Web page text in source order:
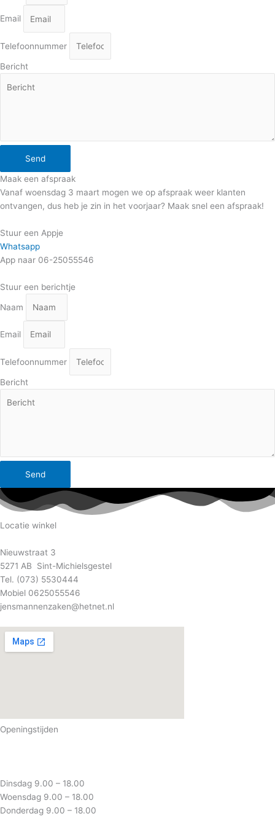
Email
Telefoonnummer
Bericht
Send
Maak een afspraak
Vanaf woensdag 3 maart mogen we op afspraak weer klanten
ontvangen, dus heb je zin in het voorjaar? Maak snel een afspraak!
Stuur een Appje
Whatsapp
App naar 06-25055546
Stuur een berichtje
Naam
Email
Telefoonnummer
Bericht
Send
Locatie winkel
Nieuwstraat 3
5271 AB Sint-Michielsgestel
Tel. (073) 5530444
Mobiel 0625055546
jensmannenzaken@hetnet.nl
Openingstijden
Dinsdag 9.00 – 18.00
Woensdag 9.00 – 18.00
Donderdag 9.00 – 18.00